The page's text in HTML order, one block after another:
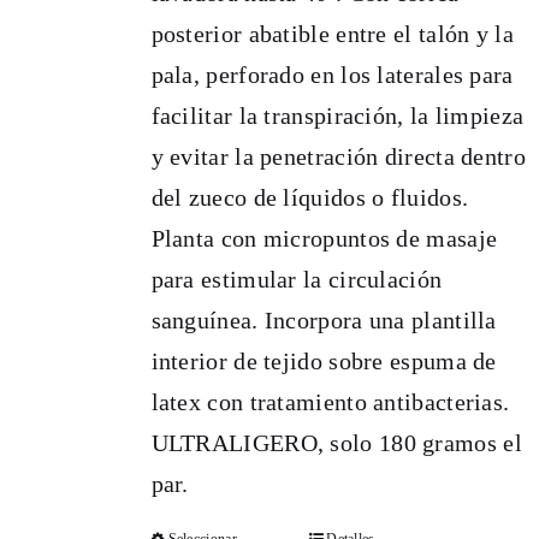
página
de
producto
posterior abatible entre el talón y la
pala, perforado en los laterales para
facilitar la transpiración, la limpieza
y evitar la penetración directa dentro
del zueco de líquidos o fluidos.
Planta con micropuntos de masaje
para estimular la circulación
sanguínea. Incorpora una plantilla
interior de tejido sobre espuma de
latex con tratamiento antibacterias.
ULTRALIGERO, solo 180 gramos el
par.